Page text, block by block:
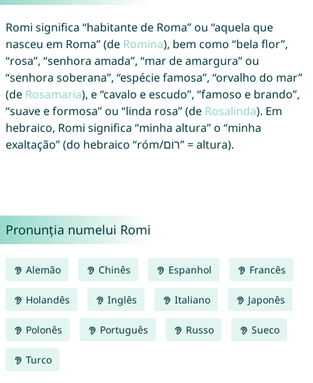
Romi significa “habitante de Roma” ou “aquela que
nasceu em Roma” (de Romina), bem como “bela flor”,
“rosa”, “senhora amada”, “mar de amargura” ou
“senhora soberana”, “espécie famosa”, “orvalho do mar”
(de Rosamaria), e “cavalo e escudo”, “famoso e brando”,
“suave e formosa” ou “linda rosa” (de Rosalinda). Em
hebraico, Romi significa “minha altura” o “minha
exaltação” (do hebraico “róm/רוֹם” = altura).
Pronunția numelui Romi
Alemão Chinês Espanhol Francês
Holandês Inglês Italiano Japonês
Polonês Português Russo Sueco
Turco